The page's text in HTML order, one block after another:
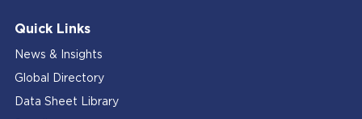
Quick Links
News & Insights
Global Directory
Data Sheet Library